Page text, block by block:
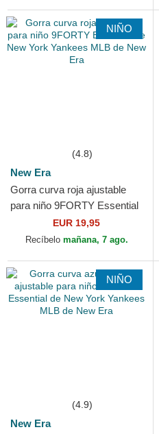
NIÑO
(4.8)
New Era
Gorra curva roja ajustable
para niño 9FORTY Essential
de New York Yankees MLB
de New Era
EUR 19,95
Recíbelo mañana, 7 ago.
NIÑO
(4.9)
New Era